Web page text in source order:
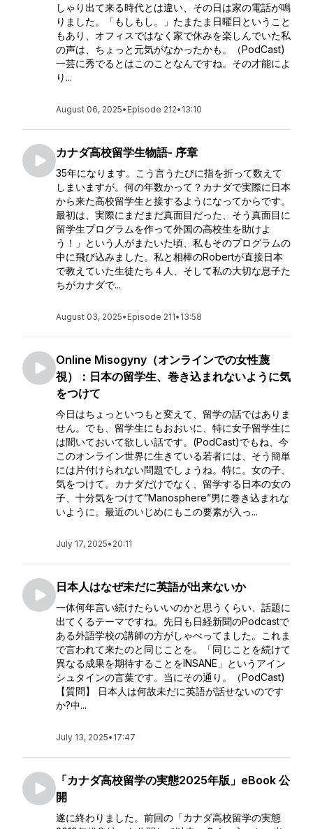
しゃり出て来る時代とは違い、その日は家の電話が鳴
りました。「もしもし。」たまたま日曜日ということ
もあり、オフィスではなく家で休みを楽しんでいた私
の声は、ちょっと元気がなかったかも。（PodCast)
一芸に秀でるとはこのことなんですね。その才能によ
り...
August 06, 2025• Episode 212• 13:10
カナダ高校留学生物語- 序章
35年になります。こう言うたびに指を折って数えて
しまいますが。何の年数かって？カナダで実際に日本
から来た高校留学生と接するようになってからです。
最初は、実際にまだまだ真面目だった、そう真面目に
留学生プログラムを作って外国の高校生を助けよ
う！」という人がまたいた頃、私もそのプログラムの
中に飛び込みました。私と相棒のRobertが直接日本
で教えていた生徒たち４人、そして私の大切な息子た
ちがカナダで...
August 03, 2025• Episode 211• 13:58
Online Misogyny（オンラインでの女性蔑
視）：日本の留学生、巻き込まれないように気
をつけて
今日はちょっといつもと変えて、留学の話ではありま
せん。でも、留学生にもおおいに、特に女子留学生に
は聞いておいて欲しい話です。(PodCast)でもね、今
このオンライン世界に生きている若者には、そう簡単
には片付けられない問題でしょうね。特に。女の子、
気をつけて。カナダだけでなく、留学する日本の女の
子、十分気をつけて”Manosphere”男に巻き込まれな
いように。最近のいじめにもこの要素が入っ...
July 17, 2025• 20:11
日本人はなぜ未だに英語が出来ないか
一体何年言い続けたらいいのかと思うくらい、話題に
出てくるテーマですね。先日も日経新聞のPodcastで
ある外語学校の講師の方がしゃべってました。これま
で言われて来たのと同じことを。「同じことを続けて
異なる成果を期待することをINSANE」というアイン
シュタインの言葉です。当にその通り。（PodCast)
【質問】 日本人は何故未だに英語が話せないのです
か?中...
July 13, 2025• 17:47
「カナダ高校留学の実態2025年版」eBook 公
開
遂に終わりました。前回の「カナダ高校留学の実態